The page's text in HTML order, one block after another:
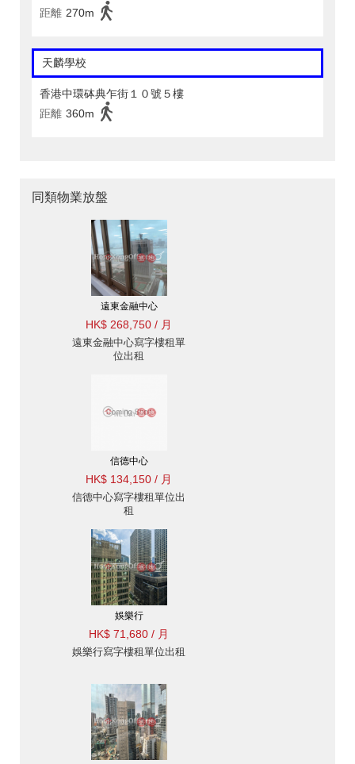
距離 270m
天麟學校
香港中環砵典乍街１０號５樓
距離 360m
同類物業放盤
遠東金融中心
HK$ 268,750 / 月
遠東金融中心寫字樓租單
位出租
信德中心
HK$ 134,150 / 月
信德中心寫字樓租單位出
租
娛樂行
HK$ 71,680 / 月
娛樂行寫字樓租單位出租